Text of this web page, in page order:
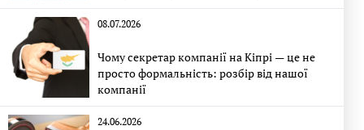
08.07.2026
Чому секретар компанії на Кіпрі — це не
просто формальність: розбір від нашої
компанії
24.06.2026